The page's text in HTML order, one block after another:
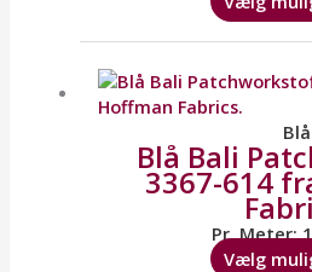
Blå
Blå Bali
3367-614
Pr. Meter:
Vælg